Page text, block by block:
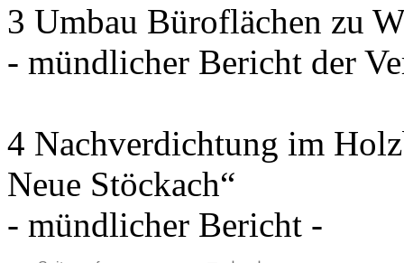
3 Umbau Büroflächen zu
- mündlicher Bericht der
4 Nachverdichtung im
Neue Stöckach“
- mündlicher Bericht -